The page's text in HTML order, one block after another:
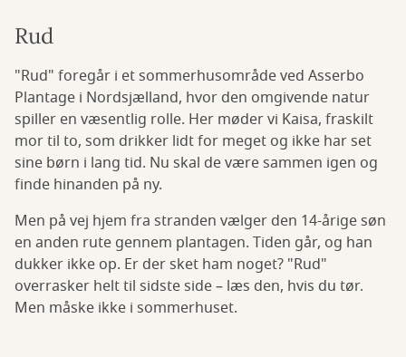
Rud
"Rud" foregår i et sommerhusområde ved Asserbo
Plantage i Nordsjælland, hvor den omgivende natur
spiller en væsentlig rolle. Her møder vi Kaisa, fraskilt
mor til to, som drikker lidt for meget og ikke har set
sine børn i lang tid. Nu skal de være sammen igen og
finde hinanden på ny.
Men på vej hjem fra stranden vælger den 14-årige søn
en anden rute gennem plantagen. Tiden går, og han
dukker ikke op. Er der sket ham noget? "Rud"
overrasker helt til sidste side – læs den, hvis du tør.
Men måske ikke i sommerhuset.